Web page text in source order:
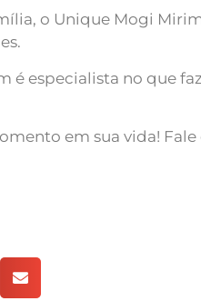
o Unique Mogi
é especialista no que
em sua vida!